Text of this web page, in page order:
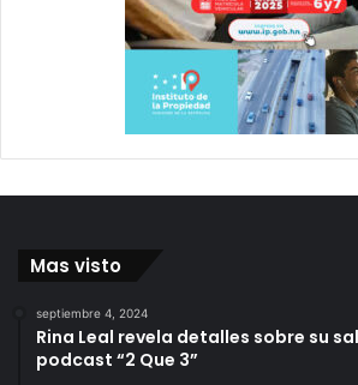
Mas visto
septiembre 4, 2024
Rina Leal revela detalles sobre su
podcast “2 Que 3”